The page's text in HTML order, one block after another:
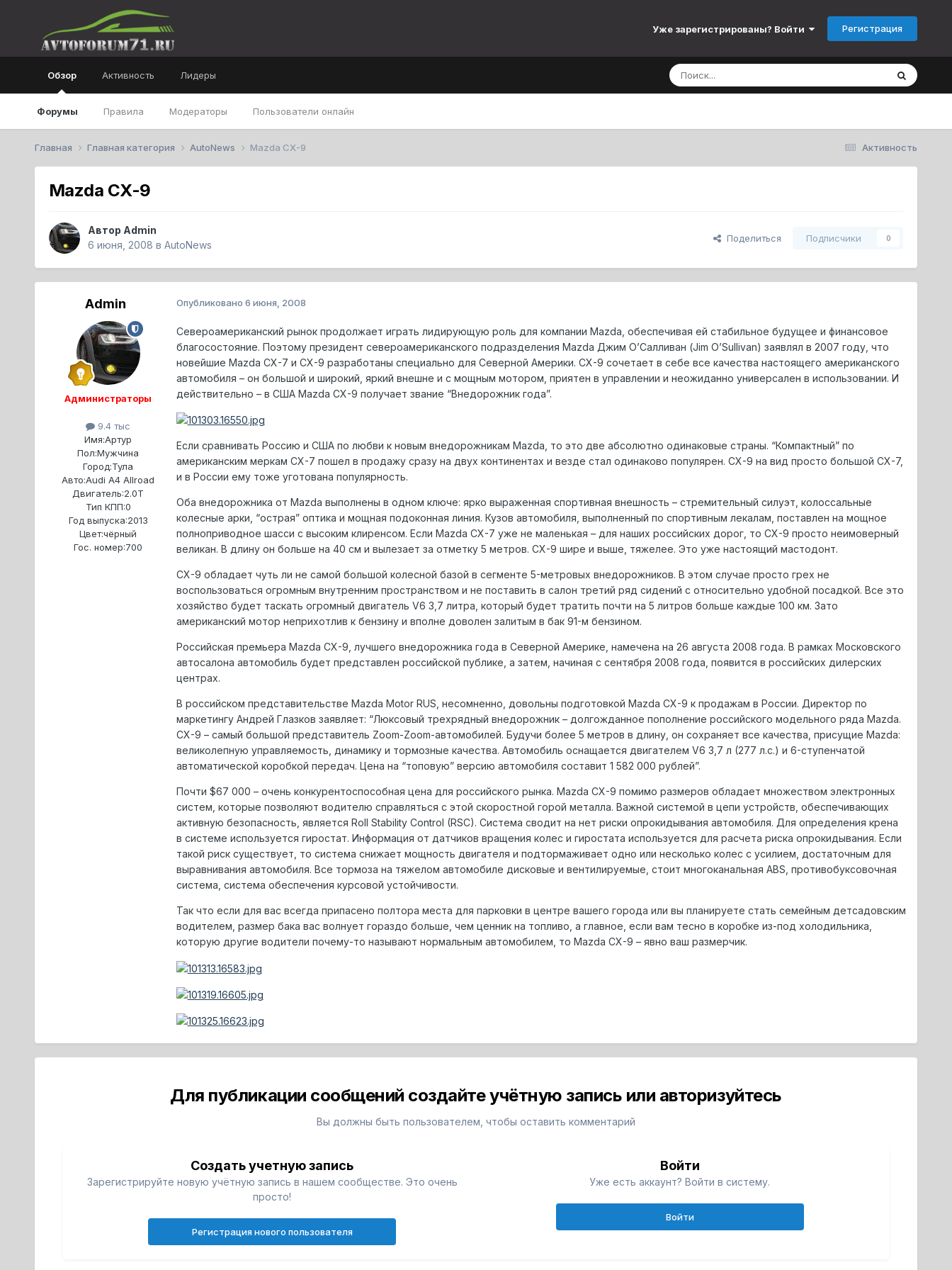
Уже зарегистрированы? Войти Регистрация
Обзор
Форумы Правила Модераторы Пользователи онлайн
Активность Лидеры
Активность
Главная Главная категория AutoNews Mazda CX-9
Mazda CX-9
Автор Admin
6 июня, 2008 в AutoNews
Поделиться Подписчики 0
Admin
Администраторы
9.4 тыс
Имя:Артур
Пол:Мужчина
Город:Тула
Авто:Audi A4 Allroad
Двигатель:2.0T
Тип КПП:0
Год выпуска:2013
Цвет:чёрный
Гос. номер:700
Опубликовано 6 июня, 2008
Североамериканский рынок продолжает играть лидирующую роль для компании Mazda, обеспечивая ей стабильное будущее и финансовое
благосостояние. Поэтому президент североамериканского подразделения Mazda Джим О’Салливан (Jim O’Sullivan) заявлял в 2007 году, что
новейшие Mazda CX-7 и CX-9 разработаны специально для Северной Америки. CX-9 сочетает в себе все качества настоящего американского
автомобиля – он большой и широкий, яркий внешне и с мощным мотором, приятен в управлении и неожиданно универсален в использовании. И
действительно – в США Mazda CX-9 получает звание “Внедорожник года”.
Если сравнивать Россию и США по любви к новым внедорожникам Mazda, то это две абсолютно одинаковые страны. “Компактный” по
американским меркам CX-7 пошел в продажу сразу на двух континентах и везде стал одинаково популярен. CX-9 на вид просто большой CX-7,
и в России ему тоже уготована популярность.
Оба внедорожника от Mazda выполнены в одном ключе: ярко выраженная спортивная внешность – стремительный силуэт, колоссальные
колесные арки, “острая” оптика и мощная подоконная линия. Кузов автомобиля, выполненный по спортивным лекалам, поставлен на мощное
полноприводное шасси с высоким клиренсом. Если Mazda CX-7 уже не маленькая – для наших российских дорог, то CX-9 просто неимоверный
великан. В длину он больше на 40 см и вылезает за отметку 5 метров. CX-9 шире и выше, тяжелее. Это уже настоящий мастодонт.
CX-9 обладает чуть ли не самой большой колесной базой в сегменте 5-метровых внедорожников. В этом случае просто грех не
воспользоваться огромным внутренним пространством и не поставить в салон третий ряд сидений с относительно удобной посадкой. Все это
хозяйство будет таскать огромный двигатель V6 3,7 литра, который будет тратить почти на 5 литров больше каждые 100 км. Зато
американский мотор неприхотлив к бензину и вполне доволен залитым в бак 91-м бензином.
Российская премьера Mazda CX-9, лучшего внедорожника года в Северной Америке, намечена на 26 августа 2008 года. В рамках Московского
автосалона автомобиль будет представлен российской публике, а затем, начиная с сентября 2008 года, появится в российских дилерских
центрах.
В российском представительстве Mazda Motor RUS, несомненно, довольны подготовкой Mazda CX-9 к продажам в России. Директор по
маркетингу Андрей Глазков заявляет: “Люксовый трехрядный внедорожник – долгожданное пополнение российского модельного ряда Mazda.
CX-9 – самый большой представитель Zoom-Zoom-автомобилей. Будучи более 5 метров в длину, он сохраняет все качества, присущие Mazda:
великолепную управляемость, динамику и тормозные качества. Автомобиль оснащается двигателем V6 3,7 л (277 л.с.) и 6-ступенчатой
автоматической коробкой передач. Цена на “топовую” версию автомобиля составит 1 582 000 рублей”.
Почти $67 000 – очень конкурентоспособная цена для российского рынка. Mazda CX-9 помимо размеров обладает множеством электронных
систем, которые позволяют водителю справляться с этой скоростной горой металла. Важной системой в цепи устройств, обеспечивающих
активную безопасность, является Roll Stability Control (RSC). Система сводит на нет риски опрокидывания автомобиля. Для определения крена
в системе используется гиростат. Информация от датчиков вращения колес и гиростата используется для расчета риска опрокидывания. Если
такой риск существует, то система снижает мощность двигателя и подтормаживает одно или несколько колес с усилием, достаточным для
выравнивания автомобиля. Все тормоза на тяжелом автомобиле дисковые и вентилируемые, стоит многоканальная ABS, противобуксовочная
система, система обеспечения курсовой устойчивости.
Так что если для вас всегда припасено полтора места для парковки в центре вашего города или вы планируете стать семейным детсадовским
водителем, размер бака вас волнует гораздо больше, чем ценник на топливо, а главное, если вам тесно в коробке из-под холодильника,
которую другие водители почему-то называют нормальным автомобилем, то Mazda CX-9 – явно ваш размерчик.
Для публикации сообщений создайте учётную запись или авторизуйтесь
Вы должны быть пользователем, чтобы оставить комментарий
Создать учетную запись
Зарегистрируйте новую учётную запись в нашем сообществе. Это очень
просто!
Регистрация нового пользователя
Войти
Уже есть аккаунт? Войти в систему.
Войти